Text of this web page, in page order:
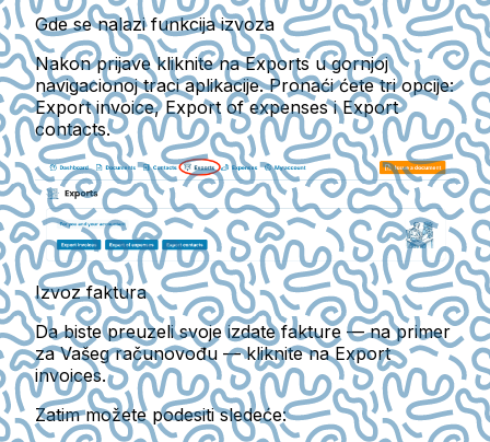
Gde se nalazi funkcija izvoza
Nakon prijave kliknite naExportsu gornjoj
navigacionoj traci aplikacije. Pronaći ćete tri opcije:
Export invoice,Export of expensesiExport
contacts.
Izvoz faktura
Da biste preuzeli svoje izdate fakture — na primer
za Vašeg računovođu — kliknite naExport
invoices.
Zatim možete podesiti sledeće: